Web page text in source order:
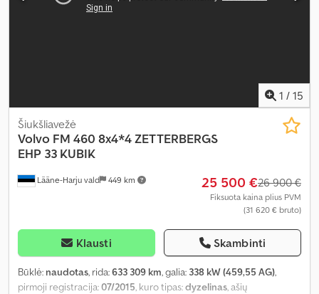
1 / 15
Lääne-Harju vald 449 km
Šiukšliavežė
Volvo FM 460 8x4*4 ZETTERBERGS
EHP 33 KUBIK
25 500 €26 900 €
Fiksuota kaina plius PVM
(31 620 € bruto)
Klausti Skambinti
Būklė: naudotas, rida:633 309 km, galia: 338 kW (459,55 AG),
pirmoji registracija:07/2015 , kuro tipas:dyzelinas , ašių